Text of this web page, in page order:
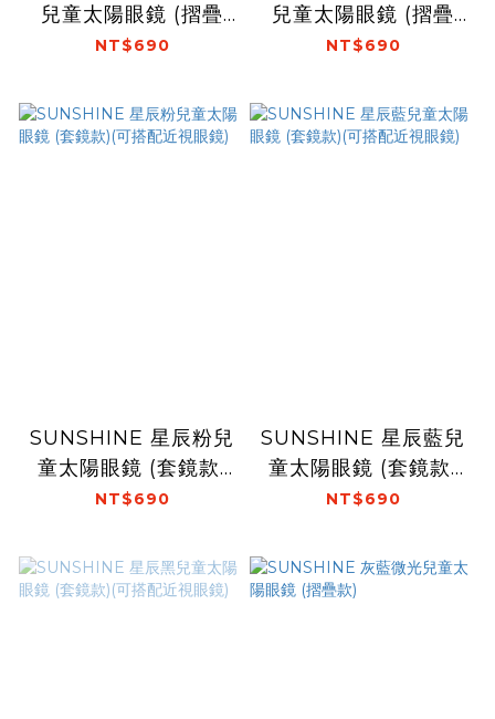
兒童太陽眼鏡 (摺疊
款)
NT$690
兒童太陽眼鏡 (摺疊
款)
NT$690
SUNSHINE 星辰粉兒
童太陽眼鏡 (套鏡款)
(可搭配近視眼鏡)
NT$690
SUNSHINE 星辰藍兒
童太陽眼鏡 (套鏡款)
(可搭配近視眼鏡)
NT$690